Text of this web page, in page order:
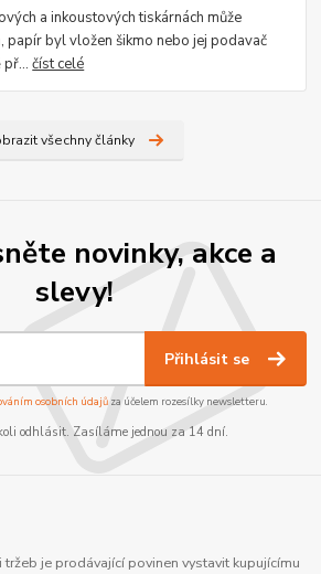
a inkoustových tiskárnách může
papír byl vložen šikmo nebo jej podavač
př...číst celé
všechny články
novinky, akce a
slevy!
Přihlásit se
osobních údajůza účelem rozesílky newsletteru.
odhlásit. Zasíláme jednou za 14 dní.
tržeb je prodávající povinen vystavit kupujícímu